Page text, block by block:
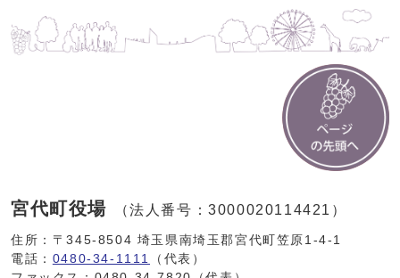
宮代町役場 （法人番号：3000020114421）
住所：〒345-8504 埼玉県南埼玉郡宮代町笠原1-4-1
電話： 0480-34-1111
（代表）